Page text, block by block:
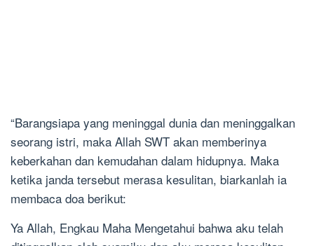
“Barangsiapa yang meninggal dunia dan meninggalkan
seorang istri, maka Allah SWT akan memberinya
keberkahan dan kemudahan dalam hidupnya. Maka
ketika janda tersebut merasa kesulitan, biarkanlah ia
membaca doa berikut:
Ya Allah, Engkau Maha Mengetahui bahwa aku telah